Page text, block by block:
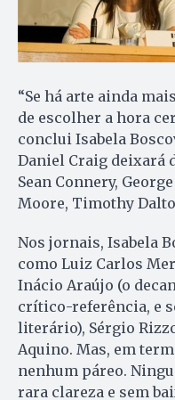
“Se há arte ainda
de escolher a hora
conclui Isabela
Daniel Craig deixará
Sean Connery,
Moore, Timothy
Nos jornais, Isabela
como Luiz Carlos
Inácio Araújo (o
crítico-referência, e
literário), Sérgio
Aquino. Mas, em
nenhum páreo.
rara clareza e sem